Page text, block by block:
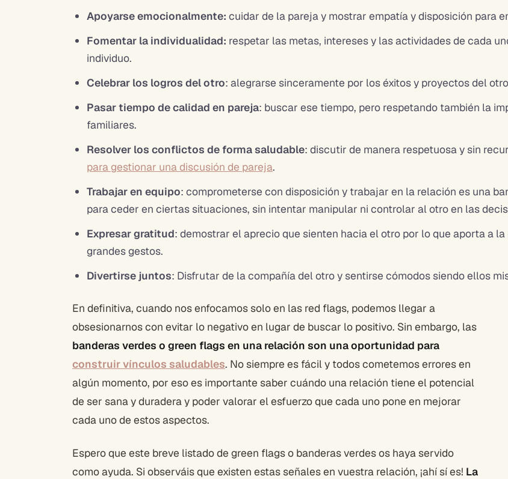
Apoyarse emocionalmente: cuidar de la pareja y mostrar empatía y disposición para
Fomentar la individualidad: respetar las metas, intereses y las actividades de cada
individuo.
Celebrar los logros del otro: alegrarse sinceramente por los éxitos y proyectos del
Pasar tiempo de calidad en pareja: buscar ese tiempo, pero respetando también la
familiares.
Resolver los conflictos de forma saludable: discutir de manera respetuosa y sin
para gestionar una discusión de pareja.
Trabajar en equipo: comprometerse con disposición y trabajar en la relación es una
para ceder en ciertas situaciones, sin intentar manipular ni controlar al otro en las
Expresar gratitud: demostrar el aprecio que sienten hacia el otro por lo que aporta a
grandes gestos.
Divertirse juntos: Disfrutar de la compañía del otro y sentirse cómodos siendo ellos
En definitiva, cuando nos enfocamos solo en las red flags, podemos llegar a
obsesionarnos con evitar lo negativo en lugar de buscar lo positivo. Sin embargo, las
banderas verdes o green flags en una relación son una oportunidad para
construir vínculos saludables. No siempre es fácil y todos cometemos errores en
algún momento, por eso es importante saber cuándo una relación tiene el potencial
de ser sana y duradera y poder valorar el esfuerzo que cada uno pone en mejorar
cada uno de estos aspectos.
Espero que este breve listado de green flags o banderas verdes os haya servido
como ayuda. Si observáis que existen estas señales en vuestra relación, ¡ahí sí es! La